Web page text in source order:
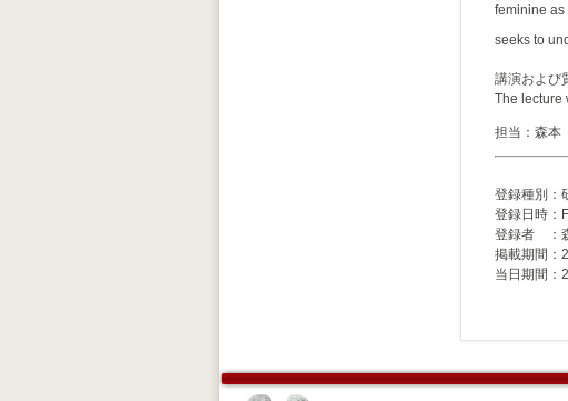
feminine as
seeks to
講演および
The lecture
担当：森本
登録種別：
登録日時：
登録者 ：
掲載期間：
当日期間：